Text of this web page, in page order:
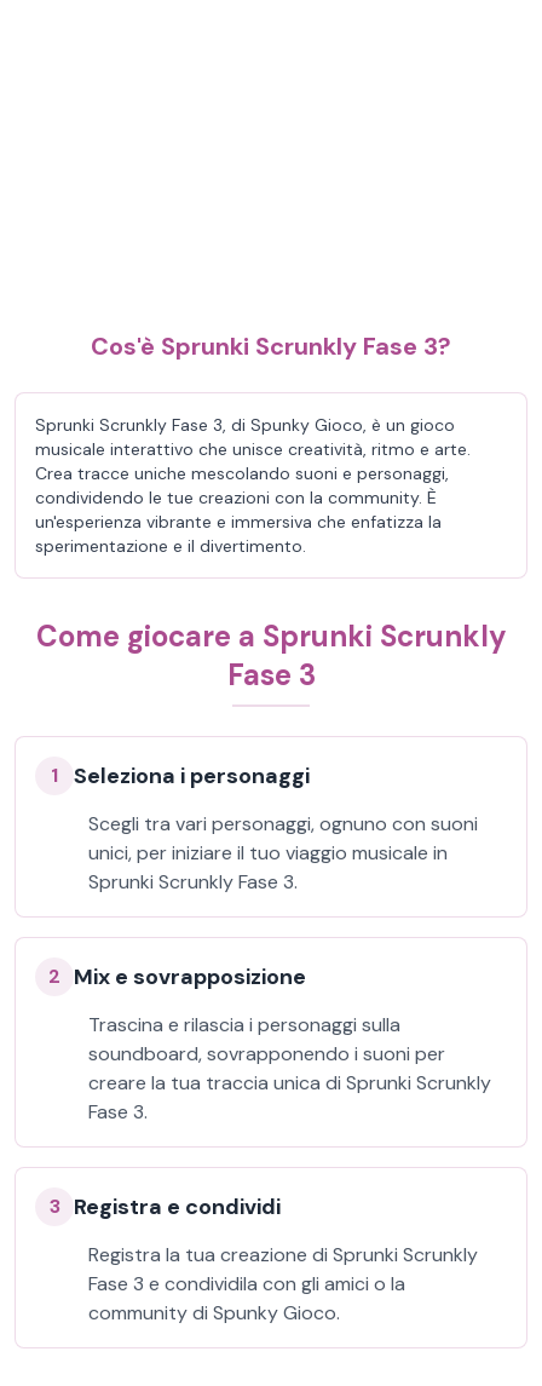
Cos'è Sprunki Scrunkly Fase 3?
Sprunki Scrunkly Fase 3, di Spunky Gioco, è un gioco
musicale interattivo che unisce creatività, ritmo e arte.
Crea tracce uniche mescolando suoni e personaggi,
condividendo le tue creazioni con la community. È
un'esperienza vibrante e immersiva che enfatizza la
sperimentazione e il divertimento.
Come giocare a Sprunki Scrunkly
Fase 3
1 Seleziona i personaggi
Scegli tra vari personaggi, ognuno con suoni
unici, per iniziare il tuo viaggio musicale in
Sprunki Scrunkly Fase 3.
2 Mix e sovrapposizione
Trascina e rilascia i personaggi sulla
soundboard, sovrapponendo i suoni per
creare la tua traccia unica di Sprunki Scrunkly
Fase 3.
3 Registra e condividi
Registra la tua creazione di Sprunki Scrunkly
Fase 3 e condividila con gli amici o la
community di Spunky Gioco.